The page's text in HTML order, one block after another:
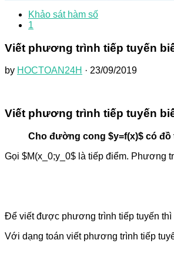
Khảo sát hàm số
1
Viết phương trình tiếp tuyến
by HOCTOAN24H · 23/09/2019
Viết phương trình tiếp tuyến
Cho đường cong $y=f(x)$ có
Gọi $M(x_0;y_0$ là tiếp điểm. Phương
Để viết được phương trình tiếp tuyến
Với dạng toán viết phương trình tiếp